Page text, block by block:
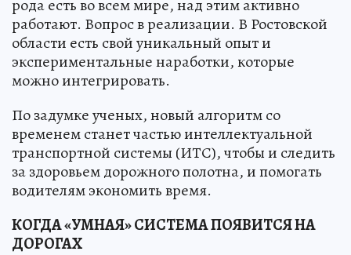
рода есть во всем мире, над этим активно
работают. Вопрос в реализации. В Ростовской
области есть свой уникальный опыт и
экспериментальные наработки, которые
можно интегрировать.
По задумке ученых, новый алгоритм со
временем станет частью интеллектуальной
транспортной системы (ИТС), чтобы и следить
за здоровьем дорожного полотна, и помогать
водителям экономить время.
КОГДА «УМНАЯ» СИСТЕМА ПОЯВИТСЯ НА
ДОРОГАХ